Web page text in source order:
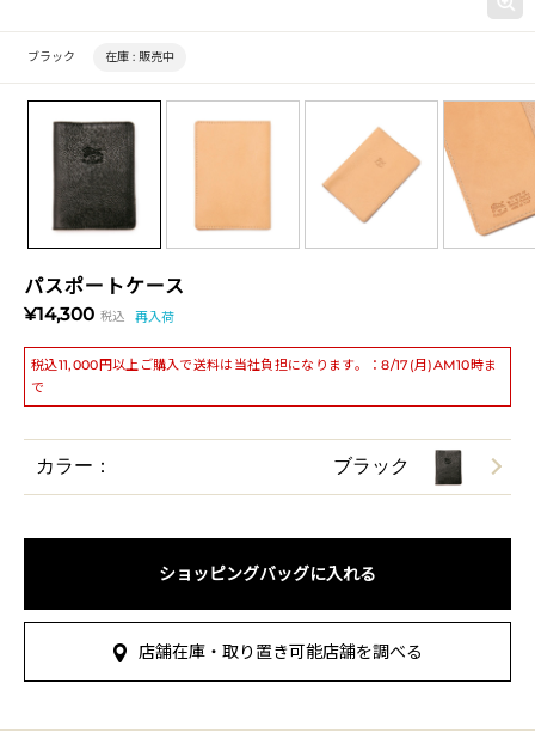
パスポートケース
¥14,300 税込 再入荷
税込11,000円以上ご購入で送料は当社負担になります。：8/17(月)AM10時ま
で
ブラック 在庫 : 販売中
カラー： ブラック
ショッピングバッグに入れる
店舗在庫・取り置き可能店舗を調べる